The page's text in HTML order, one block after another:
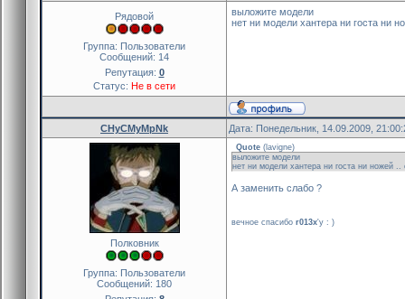
Рядовой
Группа: Пользователи
Сообщений: 14
Репутация: 0
Статус: Не в сети
выложите модели
нет ни модели хантера ни госта ни
CHyCMyMpNk Дата: Понедельник, 14.09.2009,
Полковник
Группа: Пользователи
Сообщений: 180
Quote ( lavigne)
выложите модели
нет ни модели хантера ни госта ни ножей
А заменить слабо ?
вечное спасибо r013x'y : )